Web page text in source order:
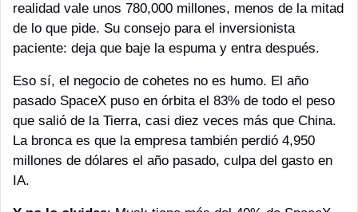
realidad vale unos 780,000 millones, menos de la mitad
de lo que pide. Su consejo para el inversionista
paciente: deja que baje la espuma y entra después.
Eso sí, el negocio de cohetes no es humo. El año
pasado SpaceX puso en órbita el 83% de todo el peso
que salió de la Tierra, casi diez veces más que China.
La bronca es que la empresa también perdió 4,950
millones de dólares el año pasado, culpa del gasto en
IA.